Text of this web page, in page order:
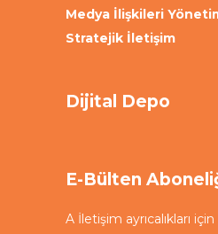
Medya İlişkileri
Stratejik İletişim
Dijital Depo
E-Bülten
A İletişim ayrıcalıkları